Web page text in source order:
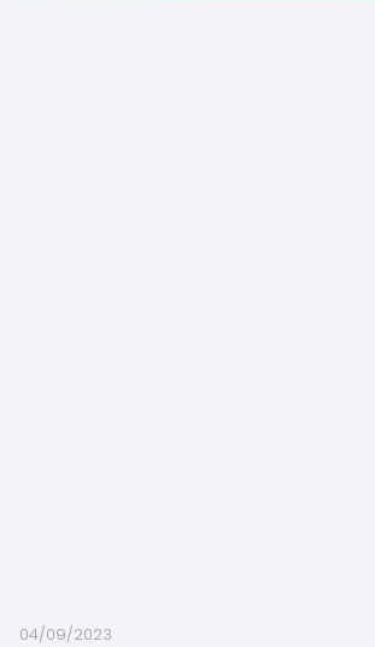
04/09/2023